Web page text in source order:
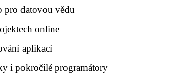
pro datovou vědu
online
aplikací
i pokročilé programátory